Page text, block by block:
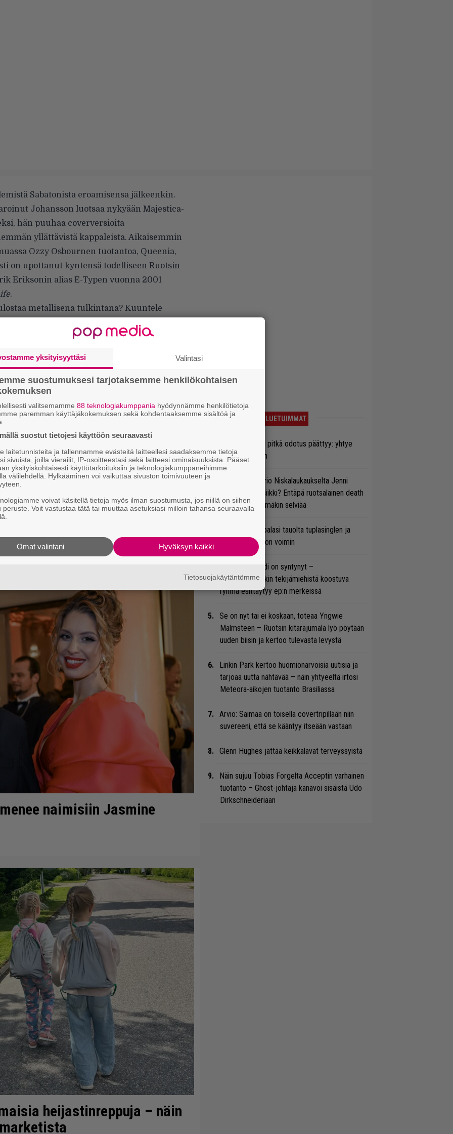
Sabatonista eroamisensa jälkeenkin.
Johansson luotsaa nykyään Majestica-
hän puuhaa coverversioita
yllättävistä kappaleista. Aikaisemmin
Ozzy Osbournen tuotantoa, Queenia,
on upottanut kyntensä todelliseen Ruotsin
Eriksonin alias E-Typen vuonna 2001
.
metallisena tulkintana? Kuuntele
menossa häärää Sungen eli Magnus Östling,
rockmusiikin saralla.
mistä kahvitauolla puhutaan! Nappaa
suoraan sähköpostiin tästä.
naimisiin Jasmine
heijastinreppuja – näin
LUETUIMMAT
Weezer-fanien pitkä odotus päättyy: yhtye
tulee Suomeen
Miten taipuu Trio Niskalaukaukselta Jenni
Vartiaisen musiikki? Entäpä ruotsalainen death
metal? Pian tämäkin selviää
Blind Channel palasi tauolta tuplasinglen ja
näyttävän videon voimin
Uusi superbändi on syntynyt –
Vaihtoehtorockin tekijämiehistä koostuva
ryhmä esittäytyy ep:n merkeissä
Se on nyt tai ei koskaan, toteaa Yngwie
Malmsteen – Ruotsin kitarajumala lyö pöytään
uuden biisin ja kertoo tulevasta levystä
Linkin Park kertoo huomionarvoisia uutisia ja
tarjoaa uutta nähtävää – näin yhtyeeltä irtosi
Meteora-aikojen tuotanto Brasiliassa
Arvio: Saimaa on toisella covertripillään niin
suvereeni, että se kääntyy itseään vastaan
Glenn Hughes jättää keikkalavat terveyssyistä
Näin sujuu Tobias Forgelta Acceptin varhainen
tuotanto – Ghost-johtaja kanavoi sisäistä Udo
Dirkschneideriaan
yksityisyyttäsi Valintasi
suostumuksesi tarjotaksemme henkilökohtaisen
valitsemamme 88 teknologiakumppania hyödynnämme henkilötietoja
paremman käyttäjäkokemuksen sekä kohdentaaksemme sisältöä ja
suostut tietojesi käyttöön seuraavasti
laitetunnisteita ja tallennamme evästeitä laitteellesi saadaksemme tietoja
sivuista, joilla vierailit, IP-osoitteestasi sekä laitteesi ominaisuuksista. Pääset
yksityiskohtaisesti käyttötarkoituksiin ja teknologiakumppaneihimme
välilehdellä. Hylkääminen voi vaikuttaa sivuston toimivuuteen ja
voivat käsitellä tietoja myös ilman suostumusta, jos niillä on siihen
peruste. Voit vastustaa tätä tai muuttaa asetuksiasi milloin tahansa seuraavalla
Hyväksyn kaikki
Omat valintani
Tietosuojakäytäntömme